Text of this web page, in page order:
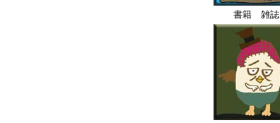
書籍 雑誌